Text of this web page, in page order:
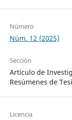
Número
Núm. 12 (2025)
Sección
Artículo de
Resúmenes de
Licencia